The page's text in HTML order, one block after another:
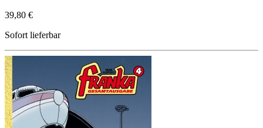
39,80 €
Sofort lieferbar